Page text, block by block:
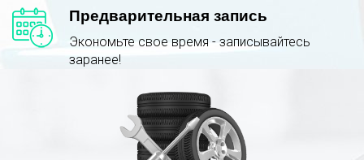
Предварительная запись
Экономьте свое время - записывайтесь
заранее!